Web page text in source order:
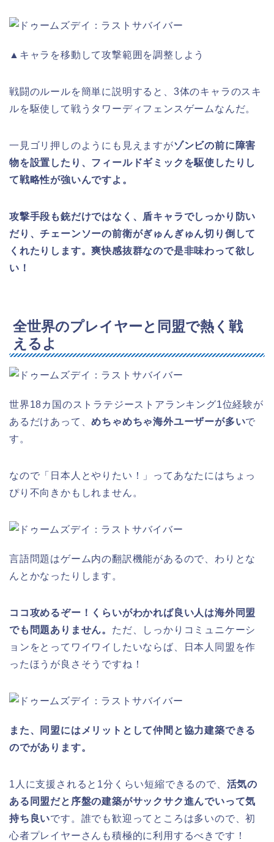
▲キャラを移動して攻撃範囲を調整しよう
戦闘のルールを簡単に説明すると、3体のキャラのスキ
ルを駆使して戦うタワーディフェンスゲームなんだ。
一見ゴリ押しのようにも見えますがゾンビの前に障害
物を設置したり、フィールドギミックを駆使したりし
て戦略性が強いんですよ。
攻撃手段も銃だけではなく、盾キャラでしっかり防い
だり、チェーンソーの前衛がぎゅんぎゅん切り倒して
くれたりします。爽快感抜群なので是非味わって欲し
い！
全世界のプレイヤーと同盟で熱く戦
えるよ
世界18カ国のストラテジーストアランキング1位経験が
あるだけあって、めちゃめちゃ海外ユーザーが多いで
す。
なので「日本人とやりたい！」ってあなたにはちょっ
ぴり不向きかもしれません。
言語問題はゲーム内の翻訳機能があるので、わりとな
んとかなったりします。
ココ攻めるぞー！くらいがわかれば良い人は海外同盟
でも問題ありません。 ただ、しっかりコミュニケーシ
ョンをとってワイワイしたいならば、日本人同盟を作
ったほうが良さそうですね！
また、同盟にはメリットとして仲間と協力建築できる
のでがあります。
1人に支援されると1分くらい短縮できるので、 活気の
ある同盟だと序盤の建築がサックサク進んでいって気
持ち良いです。誰でも歓迎ってところは多いので、初
心者プレイヤーさんも積極的に利用するべきです！